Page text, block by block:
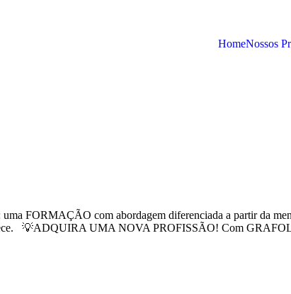
HomeNossos
com abordagem diferenciada a partir da
💡ADQUIRA UMA NOVA PROFISSÃO! Com